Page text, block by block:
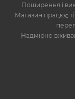
Поширення і
Магазин працює
Надмірне